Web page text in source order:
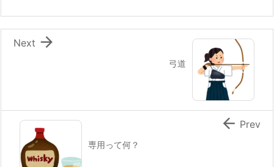
弓道

Next
専用って何？
 Prev